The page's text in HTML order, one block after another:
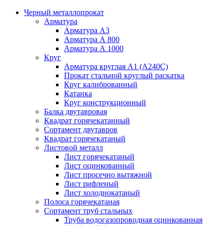
Черный металлопрокат
Арматура
Арматура А3
Арматура А 800
Арматура А 1000
Круг
Арматура круглая А1 (А240C)
Прокат стальной круглый раскатка
Круг калиброванный
Катанка
Круг конструкционный
Балка двутавровая
Квадрат горячекатанный
Сортамент двутавров
Квадрат горячекатаный
Листовой металл
Лист горячекатаный
Лист оцинкованный
Лист просечно вытяжной
Лист рифленый
Лист холоднокатаный
Полоса горячекатаная
Сортамент труб стальных
Труба водогазопроводная оцинкованная